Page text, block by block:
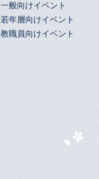
一般向けイベント
若年層向けイベント
教職員向けイベント